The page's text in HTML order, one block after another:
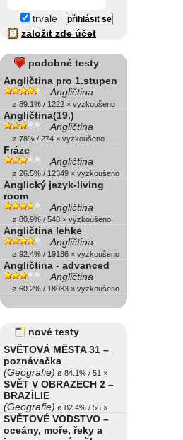
trvale
založit zde účet
podobné testy
Angličtina pro 1.stupen
Angličtina
ø 89.1% / 1222 × vyzkoušeno
Angličtina(19.)
Angličtina
ø 78% / 274 × vyzkoušeno
Fráze
Angličtina
ø 26.5% / 12349 × vyzkoušeno
Anglický jazyk-living
room
Angličtina
ø 80.9% / 540 × vyzkoušeno
Angličtina lehke
Angličtina
ø 92.4% / 19186 × vyzkoušeno
Angličtina - advanced
Angličtina
ø 60.2% / 18083 × vyzkoušeno
nové testy
SVĚTOVÁ MĚSTA 31 –
poznávačka
(Geografie) ø 84.1% / 51 ×
SVĚT V OBRAZECH 2 –
BRAZÍLIE
(Geografie) ø 82.4% / 56 ×
SVĚTOVÉ VODSTVO –
oceány, moře, řeky a